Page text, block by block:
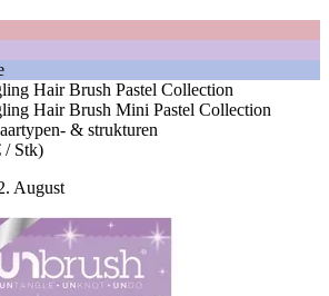
Hair Brush Pastel Collection
Hair Brush Mini Pastel Collection
& strukturen
/ Stk)
August